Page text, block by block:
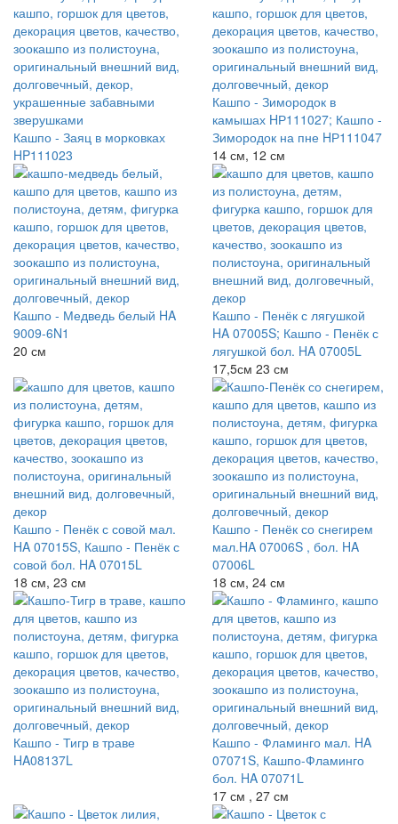
Кашпо - Заяц в морковках
HP111023
Кашпо - Зимородок в
камышах HР111027; Кашпо -
Зимородок на пне HР111047
14 см, 12 см
Кашпо - Медведь белый HA
9009-6N1
20 см
Кашпо - Пенёк с лягушкой
HA 07005S; Кашпо - Пенёк с
лягушкой бол. HA 07005L
17,5см 23 см
Кашпо - Пенёк с совой мал.
HA 07015S, Кашпо - Пенёк с
совой бол. HA 07015L
18 см, 23 см
Кашпо - Пенёк со снегирем
мал.HA 07006S , бол. HA
07006L
18 см, 24 см
Кашпо - Тигр в траве
HA08137L
Кашпо - Фламинго мал. HA
07071S, Кашпо-Фламинго
бол. HA 07071L
17 см , 27 см